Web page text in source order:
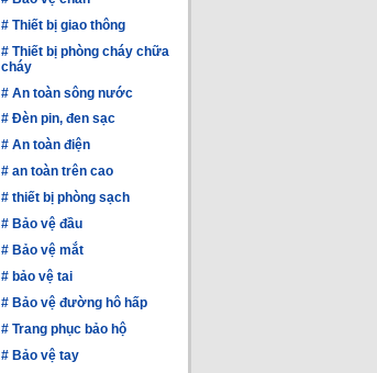
# Thiết bị giao thông
# Thiết bị phòng cháy chữa
cháy
# An toàn sông nước
# Đèn pin, đen sạc
# An toàn điện
# an toàn trên cao
# thiết bị phòng sạch
# Bảo vệ đầu
# Bảo vệ mắt
# bảo vệ tai
# Bảo vệ đường hô hấp
# Trang phục bảo hộ
# Bảo vệ tay